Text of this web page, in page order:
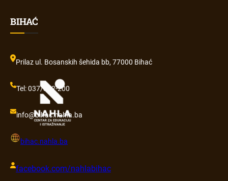
BIHAĆ
Prilaz ul. Bosanskih šehida bb, 77000 Bihać
Tel: 037/352-200
info@bihać.nahla.ba
bihac.nahla.ba
facebook.com/nahlabihac